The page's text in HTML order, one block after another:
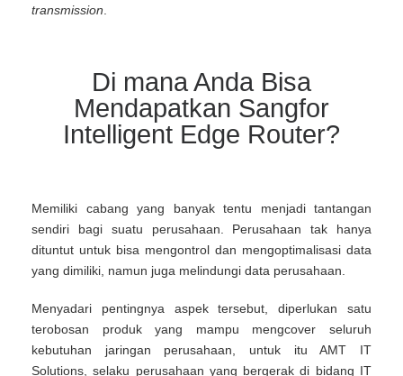
transmission.
Di mana Anda Bisa
Mendapatkan Sangfor
Intelligent Edge Router?
Memiliki cabang yang banyak tentu menjadi tantangan
sendiri bagi suatu perusahaan. Perusahaan tak hanya
dituntut untuk bisa mengontrol dan mengoptimalisasi data
yang dimiliki, namun juga melindungi data perusahaan.
Menyadari pentingnya aspek tersebut, diperlukan satu
terobosan produk yang mampu mengcover seluruh
kebutuhan jaringan perusahaan, untuk itu AMT IT
Solutions, selaku perusahaan yang bergerak di bidang IT